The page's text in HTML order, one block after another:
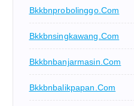
Bkkbnprobolinggo.com
Bkkbnsingkawang.com
Bkkbnbanjarmasin.com
Bkkbnbalikpapan.com